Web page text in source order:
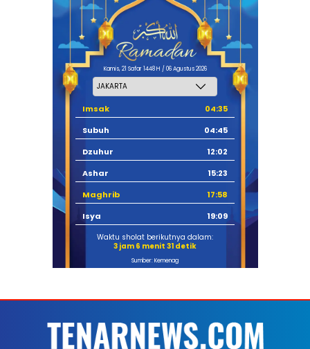
Kamis, 21 Safar 1448 H / 06 Agustus 2026
Imsak
04:35
Subuh
04:45
Dzuhur
12:02
Ashar
15:23
Maghrib
17:58
Isya
19:09
Waktu sholat berikutnya dalam:
3 jam 6 menit 30 detik
Sumber: Kemenag